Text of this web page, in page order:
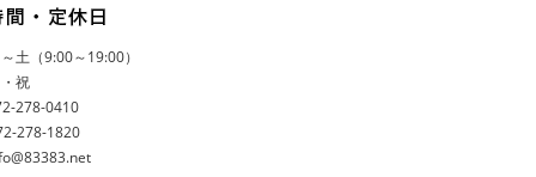
土（9:00～19:00）
祝
0410
278-1820